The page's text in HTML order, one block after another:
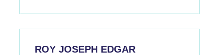
ROY JOSEPH EDGAR